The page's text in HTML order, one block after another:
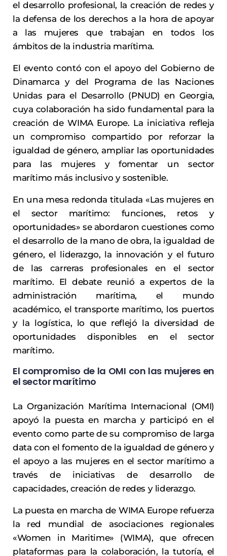
el desarrollo profesional, la creación de redes y
la defensa de los derechos a la hora de apoyar
a las mujeres que trabajan en todos los
ámbitos de la industria marítima.
El evento contó con el apoyo del Gobierno de
Dinamarca y del Programa de las Naciones
Unidas para el Desarrollo (PNUD) en Georgia,
cuya colaboración ha sido fundamental para la
creación de WIMA Europe. La iniciativa refleja
un compromiso compartido por reforzar la
igualdad de género, ampliar las oportunidades
para las mujeres y fomentar un sector
marítimo más inclusivo y sostenible.
En una mesa redonda titulada «Las mujeres en
el sector marítimo: funciones, retos y
oportunidades» se abordaron cuestiones como
el desarrollo de la mano de obra, la igualdad de
género, el liderazgo, la innovación y el futuro
de las carreras profesionales en el sector
marítimo. El debate reunió a expertos de la
administración marítima, el mundo
académico, el transporte marítimo, los puertos
y la logística, lo que reflejó la diversidad de
oportunidades disponibles en el sector
marítimo.
El compromiso de la OMI con las mujeres en
el sector marítimo
La Organización Marítima Internacional (OMI)
apoyó la puesta en marcha y participó en el
evento como parte de su compromiso de larga
data con el fomento de la igualdad de género y
el apoyo a las mujeres en el sector marítimo a
través de iniciativas de desarrollo de
capacidades, creación de redes y liderazgo.
La puesta en marcha de WIMA Europe refuerza
la red mundial de asociaciones regionales
«Women in Maritime» (WIMA), que ofrecen
plataformas para la colaboración, la tutoría, el